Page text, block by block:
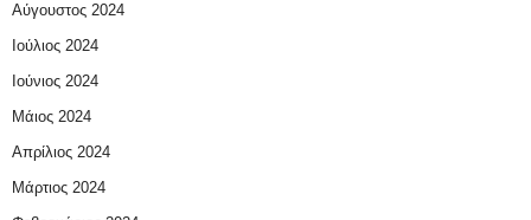
Αύγουστος 2024
Ιούλιος 2024
Ιούνιος 2024
Μάιος 2024
Απρίλιος 2024
Μάρτιος 2024